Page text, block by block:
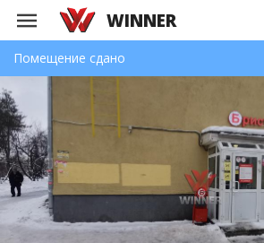
WINNER
Помещение сдано